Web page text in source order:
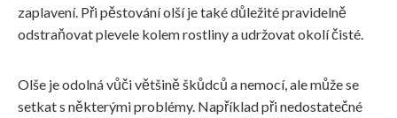
zaplavení. Při pěstování olší je také důležité pravidelně
odstraňovat plevele kolem rostliny a udržovat okolí čisté.
Olše je odolná vůči většině škůdců a nemocí, ale může se
setkat s některými problémy. Například při nedostatečné